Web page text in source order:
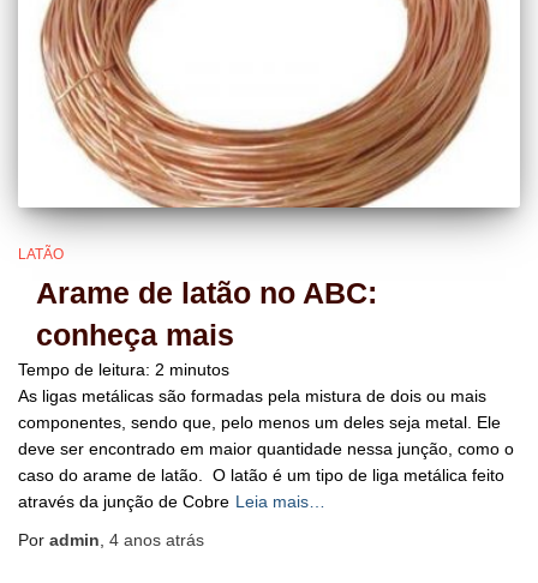
LATÃO
Arame de latão no ABC:
conheça mais
Tempo de leitura: 2 minutos
As ligas metálicas são formadas pela mistura de dois ou mais
componentes, sendo que, pelo menos um deles seja metal. Ele
deve ser encontrado em maior quantidade nessa junção, como o
caso do arame de latão. O latão é um tipo de liga metálica feito
através da junção de Cobre Leia mais…
Por admin 4 anos atrás